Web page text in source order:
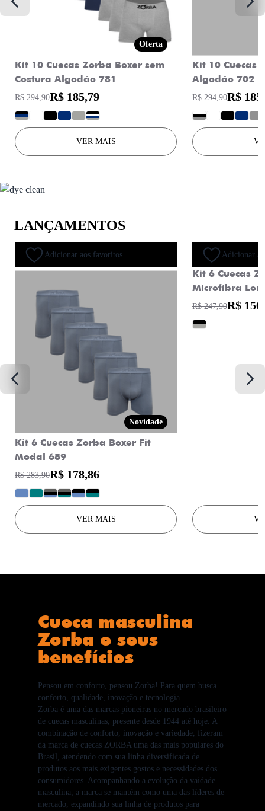
Oferta
Kit 10 Cuecas Zorba Boxer sem
Costura Algodão 781
R$ 294,90R$ 185,79
? ?
VER MAIS
Kit 10 Cuecas
Algodão 702
R$ 294,90R$
?
LANÇAMENTOS
Adicionar aos favoritos
Novidade
Kit 6 Cuecas Zorba Boxer Fit
Modal 689
R$ 283,90R$ 178,86
? ? ? ?
VER MAIS
Adicionar
Kit 6 Cuecas
Microfibra
R$ 247,90R$
?
Cueca masculina
Zorba e seus
benefícios
Pensou em conforto, pensou Zorba! Para quem busca
conforto, qualidade, inovação e tecnologia.
Zorba é uma das marcas pioneiras no mercado brasileiro
de cuecas masculinas, presente desde 1944 até hoje. A
combinação de conforto, inovação e variedade, fizeram
da marca de cuecas ZORBA uma das mais populares do
Brasil, atendendo com sua linha diversificada de
produtos aos mais exigentes gostos e necessidades dos
consumidores. Acompanhando a evolução da vaidade
masculina, a marca se mantém como uma das líderes de
mercado, expandindo sua linha de produtos para